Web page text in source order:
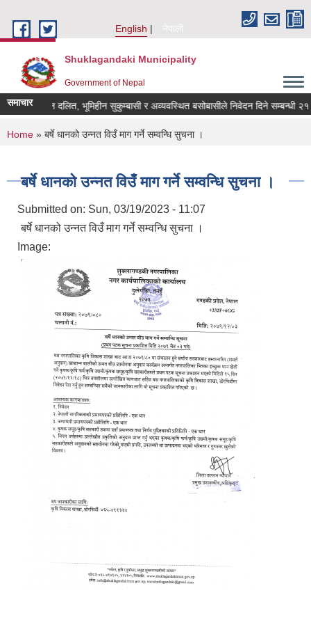
English
नेपाली
Shuklagandaki Municipality
Government of Nepal
समाचार
भूमिहीन दलित, भूमिहीन सुकुम्बासी र अव्यवस्थित बसोबासीले निवेदन दिने सम्बन्धी २१
You are here
Home » बर्षे धानको उन्नत विउँ माग गर्ने सम्वन्धि सुचना ।
बर्षे धानको उन्नत विउँ माग गर्ने सम्वन्धि सुचना ।
Submitted on: Sun, 03/19/2023 - 11:07
बर्षे धानको उन्नत विउँ माग गर्ने सम्वन्धि सुचना ।
Image: